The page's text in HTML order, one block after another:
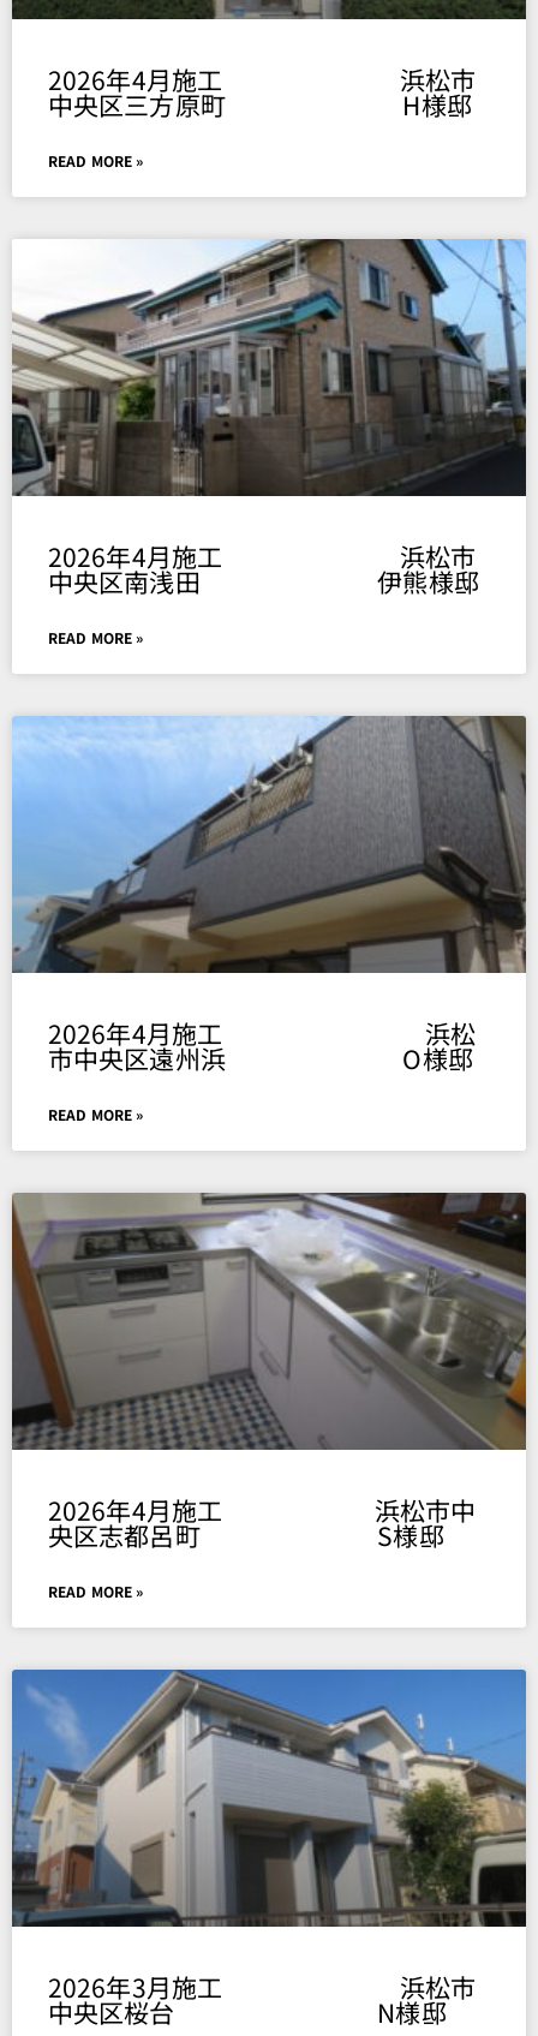
2026年4月施工 浜松市
中央区三方原町 H様邸
READ MORE »
2026年4月施工 浜松市
中央区南浅田 伊熊様邸
READ MORE »
2026年4月施工 浜松
市中央区遠州浜 O様邸
READ MORE »
2026年4月施工 浜松市中
央区志都呂町 S様邸
READ MORE »
2026年3月施工 浜松市
中央区桜台 N様邸